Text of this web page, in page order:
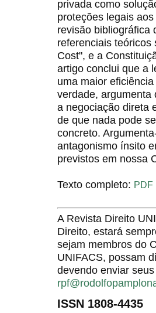
privada como
proteções legais
revisão bibliográfica
referenciais teóricos
Cost", e a
artigo conclui que a
uma maior
verdade, argumenta
a negociação direta
de que nada pode
concreto.
antagonismo ínsito
previstos em nossa
Texto completo: PDF
A Revista Direito
Direito, estará
sejam membros do
UNIFACS, possam
devendo enviar
ISSN 1808-4435